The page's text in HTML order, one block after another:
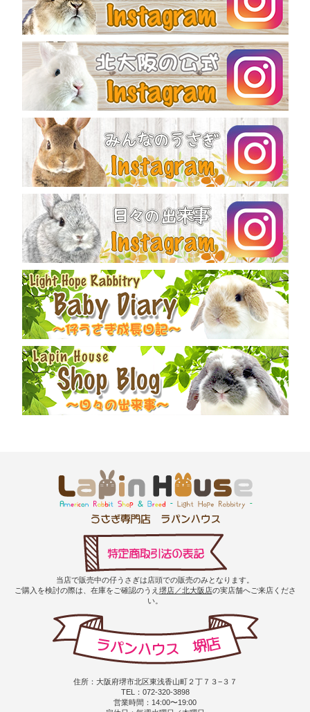
当店で販売中の仔うさぎは店頭での販売のみとなります。
ご購入を検討の際は、在庫をご確認のうえ 堺店／北大阪店の実店舗へご来店くださ
い。
住所：大阪府堺市北区東浅香山町２丁７３−３７
TEL：072-320-3898
営業時間：14:00〜19:00